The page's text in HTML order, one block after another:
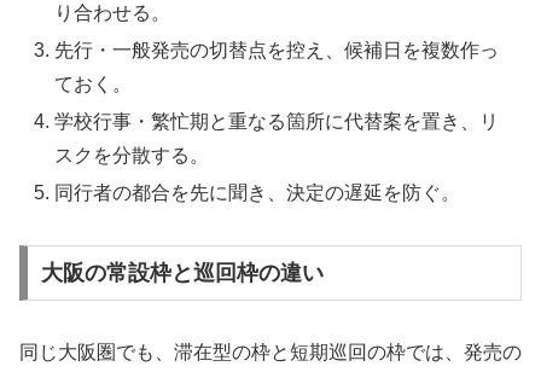
り合わせる。
先行・一般発売の切替点を控え、候補日を複数作っ
ておく。
学校行事・繁忙期と重なる箇所に代替案を置き、リ
スクを分散する。
同行者の都合を先に聞き、決定の遅延を防ぐ。
大阪の常設枠と巡回枠の違い
同じ大阪圏でも、滞在型の枠と短期巡回の枠では、発売の